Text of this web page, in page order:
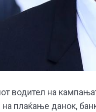
водител на
плаќање данок,